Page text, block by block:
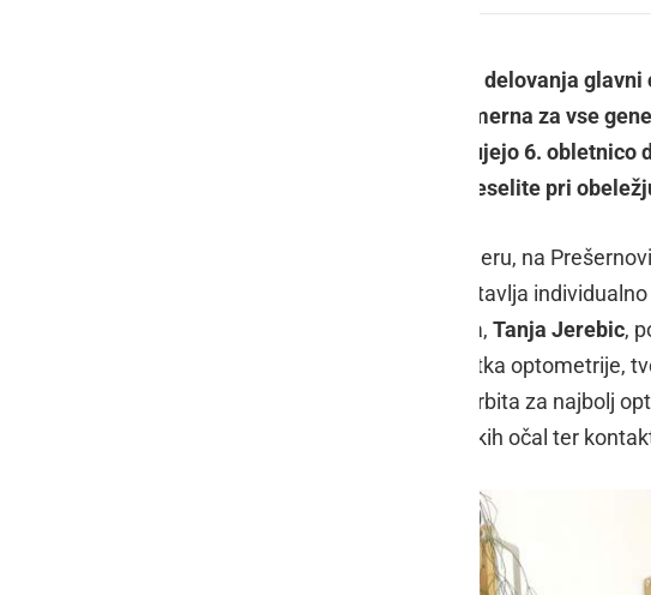
Optika Dober vid je v svojem 6. letu delovanja
2025 dodala novo storitev, ki je primerna za vse
V ponedeljek, 9. junija 2025, praznujejo 6.
ugodnosti ter se skupaj z njimi poveselite pri
Optika Dober vid se nahaja v Ljutomeru, na
od odprtja leta 2019 strankam zagotavlja
optometrije. Ustanoviteljica podjetja, Tanja Jerebic,
, optičarka ter študentka optometrije,
znanjem ustrezno svetujeta in poskrbita za najbolj
medicinskih pripomočkov: korekcijskih očal ter